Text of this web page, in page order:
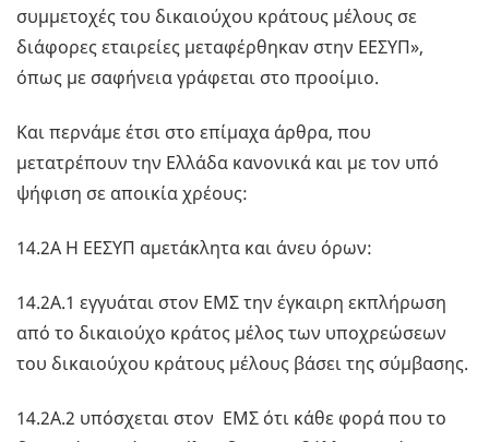
συμμετοχές του δικαιούχου κράτους μέλους σε
διάφορες εταιρείες μεταφέρθηκαν στην ΕΕΣΥΠ»,
όπως με σαφήνεια γράφεται στο προοίμιο.
Και περνάμε έτσι στο επίμαχα άρθρα, που
μετατρέπουν την Ελλάδα κανονικά και με τον υπό
ψήφιση σε αποικία χρέους:
14.2A Η ΕΕΣΥΠ αμετάκλητα και άνευ όρων:
14.2Α.1 εγγυάται στον ΕΜΣ την έγκαιρη εκπλήρωση
από το δικαιούχο κράτος μέλος των υποχρεώσεων
του δικαιούχου κράτους μέλους βάσει της σύμβασης.
14.2Α.2 υπόσχεται στον ΕΜΣ ότι κάθε φορά που το